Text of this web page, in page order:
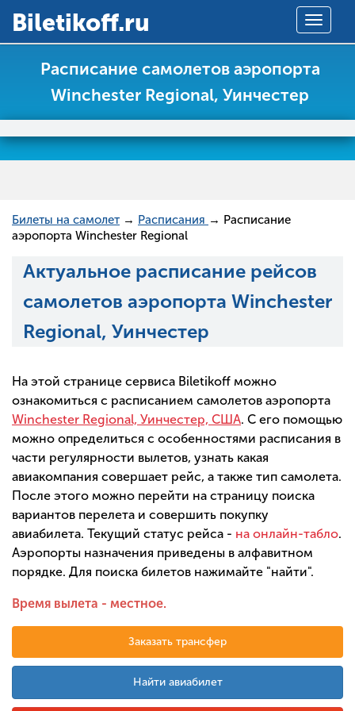
Toggle
Вiletikoff.ru
Расписание самолетов аэропорта
Winchester Regional, Уинчестер
Билеты на самолет → Расписания → Расписание
аэропорта Winchester Regional
Актуальное расписание рейсов
самолетов аэропорта Winchester
Regional, Уинчестер
На этой странице сервиса Biletikoff можно
ознакомиться с расписанием самолетов аэропорта
Winchester Regional, Уинчестер, США. С его помощью
можно определиться с особенностями расписания в
части регулярности вылетов, узнать какая
авиакомпания совершает рейс, а также тип самолета.
После этого можно перейти на страницу поиска
вариантов перелета и совершить покупку
авиабилета. Текущий статус рейса - на онлайн-табло.
Аэропорты назначения приведены в алфавитном
порядке. Для поиска билетов нажимайте "найти".
Время вылета - местное.
Заказать трансфер
Найти авиабилет